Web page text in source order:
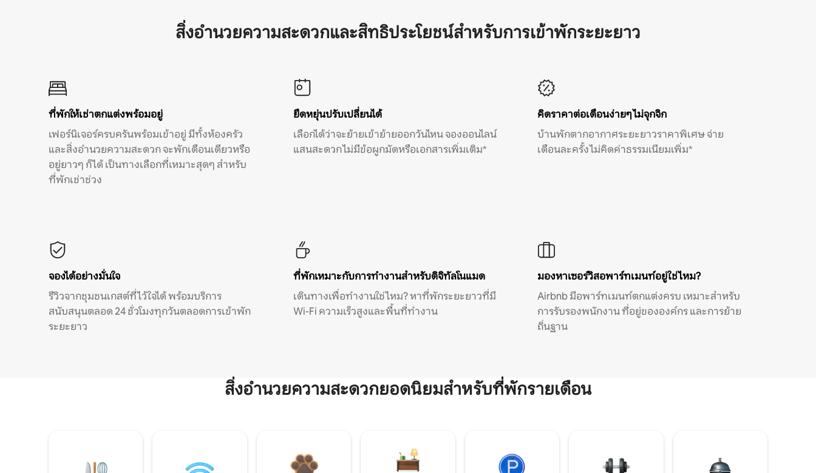
สิ่งอำนวยความสะดวกและสิทธิประโยชน์สำหรับการเข้าพักระยะยาว
ที่พักให้เช่าตกแต่งพร้อมอยู่
เฟอร์นิเจอร์ครบครันพร้อมเข้าอยู่ มีทั้งห้องครัว
และสิ่งอำนวยความสะดวก จะพักเดือนเดียวหรือ
อยู่ยาวๆ ก็ได้ เป็นทางเลือกที่เหมาะสุดๆ สำหรับ
ที่พักเช่าช่วง
ยืดหยุ่นปรับเปลี่ยนได้
เลือกได้ว่าจะย้ายเข้าย้ายออกวันไหน จองออนไลน์
แสนสะดวก ไม่มีข้อผูกมัดหรือเอกสารเพิ่มเติม*
คิดราคาต่อเดือนง่ายๆ ไม่จุกจิก
บ้านพักตากอากาศระยะยาวราคาพิเศษ จ่าย
เดือนละครั้ง ไม่คิดค่าธรรมเนียมเพิ่ม*
จองได้อย่างมั่นใจ
รีวิวจากชุมชนเกสต์ที่ไว้ใจได้ พร้อมบริการ
สนับสนุนตลอด 24 ชั่วโมงทุกวันตลอดการเข้าพัก
ระยะยาว
ที่พักเหมาะกับการทำงานสำหรับดิจิทัลโนแมด
เดินทางเพื่อทำงานใช่ไหม? หาที่พักระยะยาวที่มี
Wi-Fi ความเร็วสูงและพื้นที่ทำงาน
มองหาเซอร์วิสอพาร์ทเมนท์อยู่ใช่ไหม?
Airbnb มีอพาร์ทเมนท์ตกแต่งครบ เหมาะสำหรับ
การรับรองพนักงาน ที่อยู่ขององค์กร และการย้าย
ถิ่นฐาน
สิ่งอำนวยความสะดวกยอดนิยมสำหรับที่พักรายเดือน